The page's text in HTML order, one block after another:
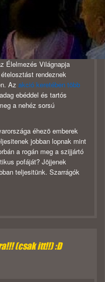
Élelmezés Világnapja
rendeznek
Az akció keretében több
ebéddel és tartós
a nehéz sorsú
éhezö emberek
jobban lopnak mint
a rogán meg a szijjártó
pofáját? Jöjjenek
teljesitünk. Szarrágók
(csak itt!!) :D